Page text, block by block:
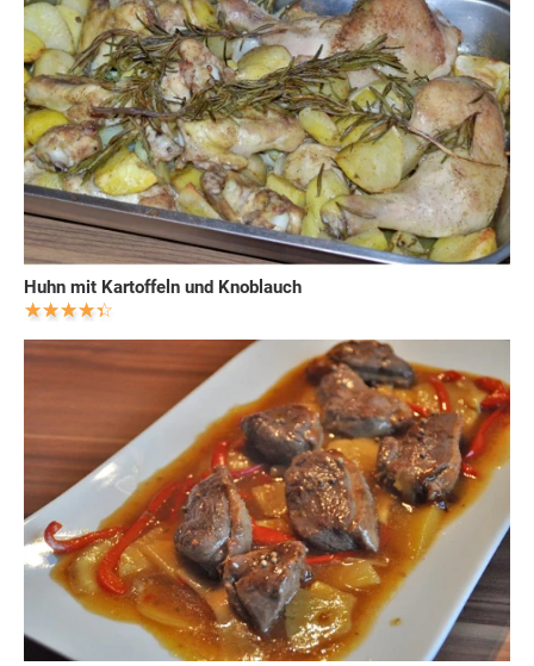
Huhn mit Kartoffeln und Knoblauch